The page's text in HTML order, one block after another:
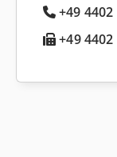
+49
+49